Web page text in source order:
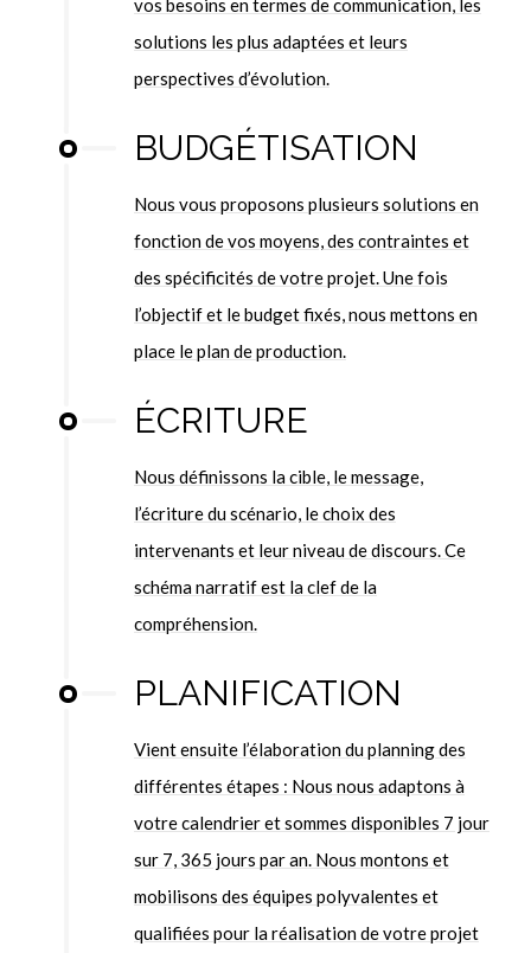
vos besoins en termes de communication, les
solutions les plus adaptées et leurs
perspectives d’évolution.
BUDGÉTISATION
Nous vous proposons plusieurs solutions en
fonction de vos moyens, des contraintes et
des spécificités de votre projet. Une fois
l’objectif et le budget fixés, nous mettons en
place le plan de production.
ÉCRITURE
Nous définissons la cible, le message,
l’écriture du scénario, le choix des
intervenants et leur niveau de discours. Ce
schéma narratif est la clef de la
compréhension.
PLANIFICATION
Vient ensuite l’élaboration du planning des
différentes étapes : Nous nous adaptons à
votre calendrier et sommes disponibles 7 jour
sur 7, 365 jours par an. Nous montons et
mobilisons des équipes polyvalentes et
qualifiées pour la réalisation de votre projet